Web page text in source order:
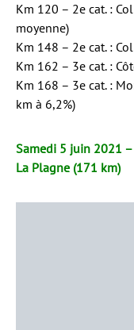
Km 120 – 2e cat. :
moyenne)
Km 148 – 2e cat. :
Km 162 – 3e cat. :
Km 168 – 3e cat. :
km à 6,2%)
Samedi 5 juin 2021
La Plagne (171 km)